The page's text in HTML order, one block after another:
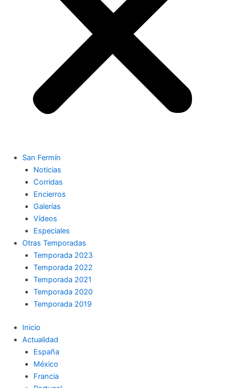
San Fermín
Noticias
Corridas
Encierros
Galerías
Vídeos
Especiales
Otras Temporadas
Temporada 2023
Temporada 2022
Temporada 2021
Temporada 2020
Temporada 2019
Inicio
Actualidad
España
México
Francia